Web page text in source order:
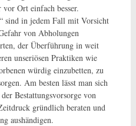
vor Ort einfach besser.
sind in jedem Fall mit Vorsicht
von Abholungen
der Überführung in weit
unseriösen Praktiken wie
würdig einzubetten, zu
Am besten lässt man sich
Bestattungsvorsorge von
gründlich beraten und
aushändigen.